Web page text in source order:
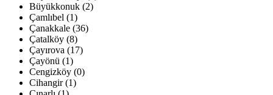
Büyükkonuk (2)
Çamlıbel (1)
Çanakkale (36)
Çatalköy (8)
Çayırova (17)
Çayönü (1)
Cengizköy (0)
Cihangir (1)